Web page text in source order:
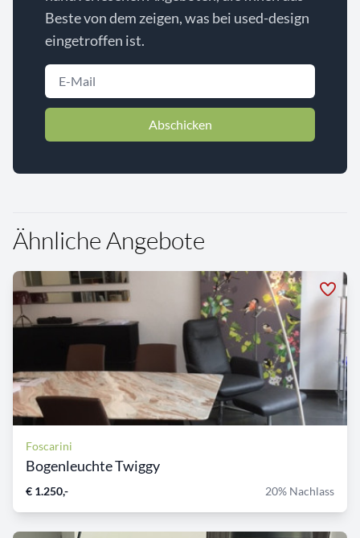
Beste von dem zeigen, was bei used-design
eingetroffen ist.
Abschicken
Ähnliche Angebote
Foscarini
Bogenleuchte Twiggy
€ 1.250,- 20% Nachlass